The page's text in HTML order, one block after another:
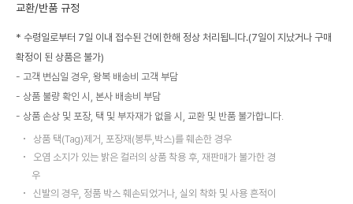
교환/반품 규정
* 수령일로부터 7일 이내 접수된 건에 한해 정상 처리됩니다.(7일이 지났거나 구매
확정이 된 상품은 불가)
고객 변심일 경우, 왕복 배송비 고객 부담
상품 불량 확인 시, 본사 배송비 부담
상품 손상 및 포장, 택 및 부자재가 없을 시, 교환 및 반품 불가합니다.
상품 택(Tag)제거, 포장재(봉투,박스)를 훼손한 경우
오염 소지가 있는 밝은 컬러의 상품 착용 후, 재판매가 불가한 경
우
신발의 경우, 정품 박스 훼손되었거나, 실외 착화 및 사용 흔적이